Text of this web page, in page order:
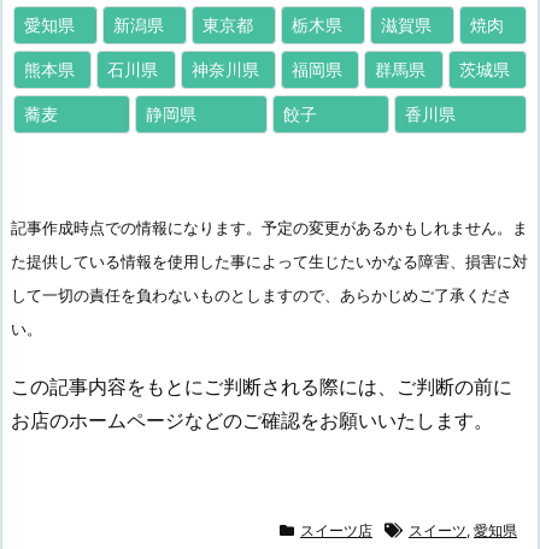
愛知県 新潟県 東京都 栃木県 滋賀県 焼肉
熊本県 石川県 神奈川県 福岡県 群馬県 茨城県
蕎麦 静岡県 餃子 香川県
記事作成時点での情報になります。予定の変更があるかもしれません。ま
た提供している情報を使用した事によって生じたいかなる障害、損害に対
して一切の責任を負わないものとしますので、あらかじめご了承くださ
い。
この記事内容をもとにご判断される際には、ご判断の前に
お店のホームページなどのご確認をお願いいたします。
スイーツ店 スイーツ, 愛知県